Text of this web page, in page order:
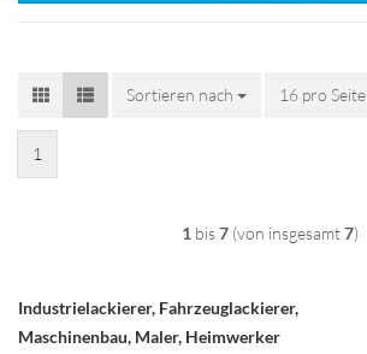
Sortieren nach
Sortieren nach 16 pro Seite
pro Seite
1
1 bis7(von insgesamt7)
Industrielackierer, Fahrzeuglackierer,
Maschinenbau, Maler, Heimwerker